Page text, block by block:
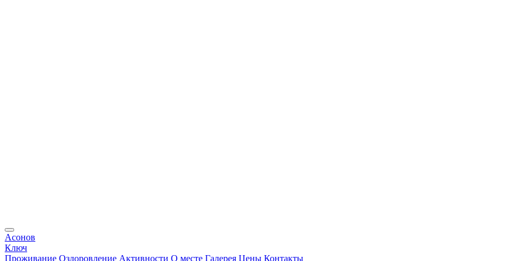
Асонов
Ключ
Проживание Оздоровление Активности О месте Галерея Цены Контакты